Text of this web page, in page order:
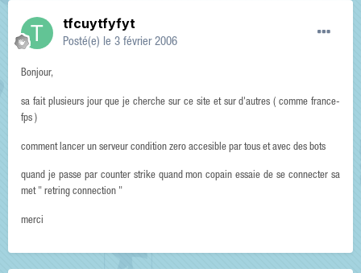
tfcuytfyfyt
Posté(e) le 3 février 2006
Bonjour,
sa fait plusieurs jour que je cherche sur ce site et sur d'autres ( comme france-
fps )
comment lancer un serveur condition zero accesible par tous et avec des bots
quand je passe par counter strike quand mon copain essaie de se connecter sa
met " retring connection "
merci